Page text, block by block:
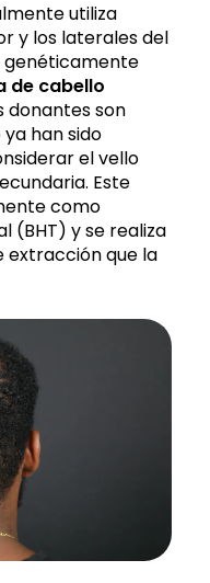
utiliza
y los laterales del
genéticamente
de cabello
donantes son
han sido
el vello
Este
como
(BHT) y se realiza
extracción que la